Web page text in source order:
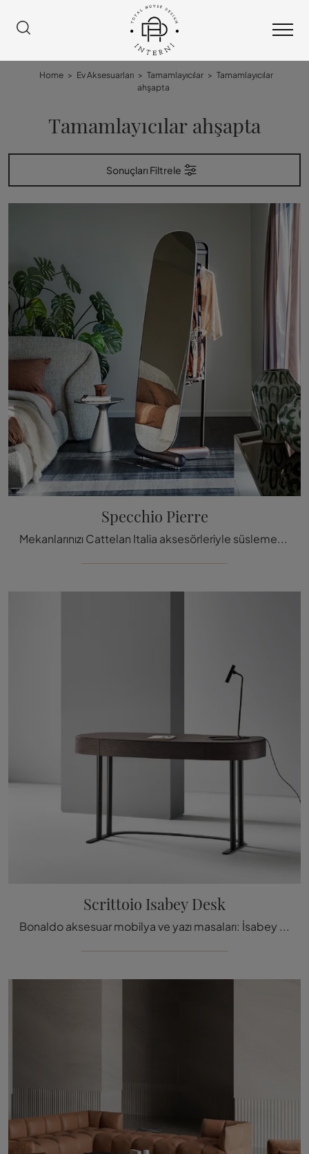
Home > Ev Aksesuarları > Tamamlayıcılar > Tamamlayıcılar
ahşapta
Tamamlayıcılar ahşapta
Sonuçları Filtrele
Specchio Pierre
Mekanlarınızı Cattelan Italia aksesörleriyle süslemek ister misiniz? İşte Specchio Pierre gibi çeşitli ahşap ayna modelleri.
Scrittoio Isabey Desk
Bonaldo aksesuar mobilya ve yazı masaları: İsabey Desk modeli ile modern mekanlarınızın güzelliğini artırmanın yollarını keşfedin.